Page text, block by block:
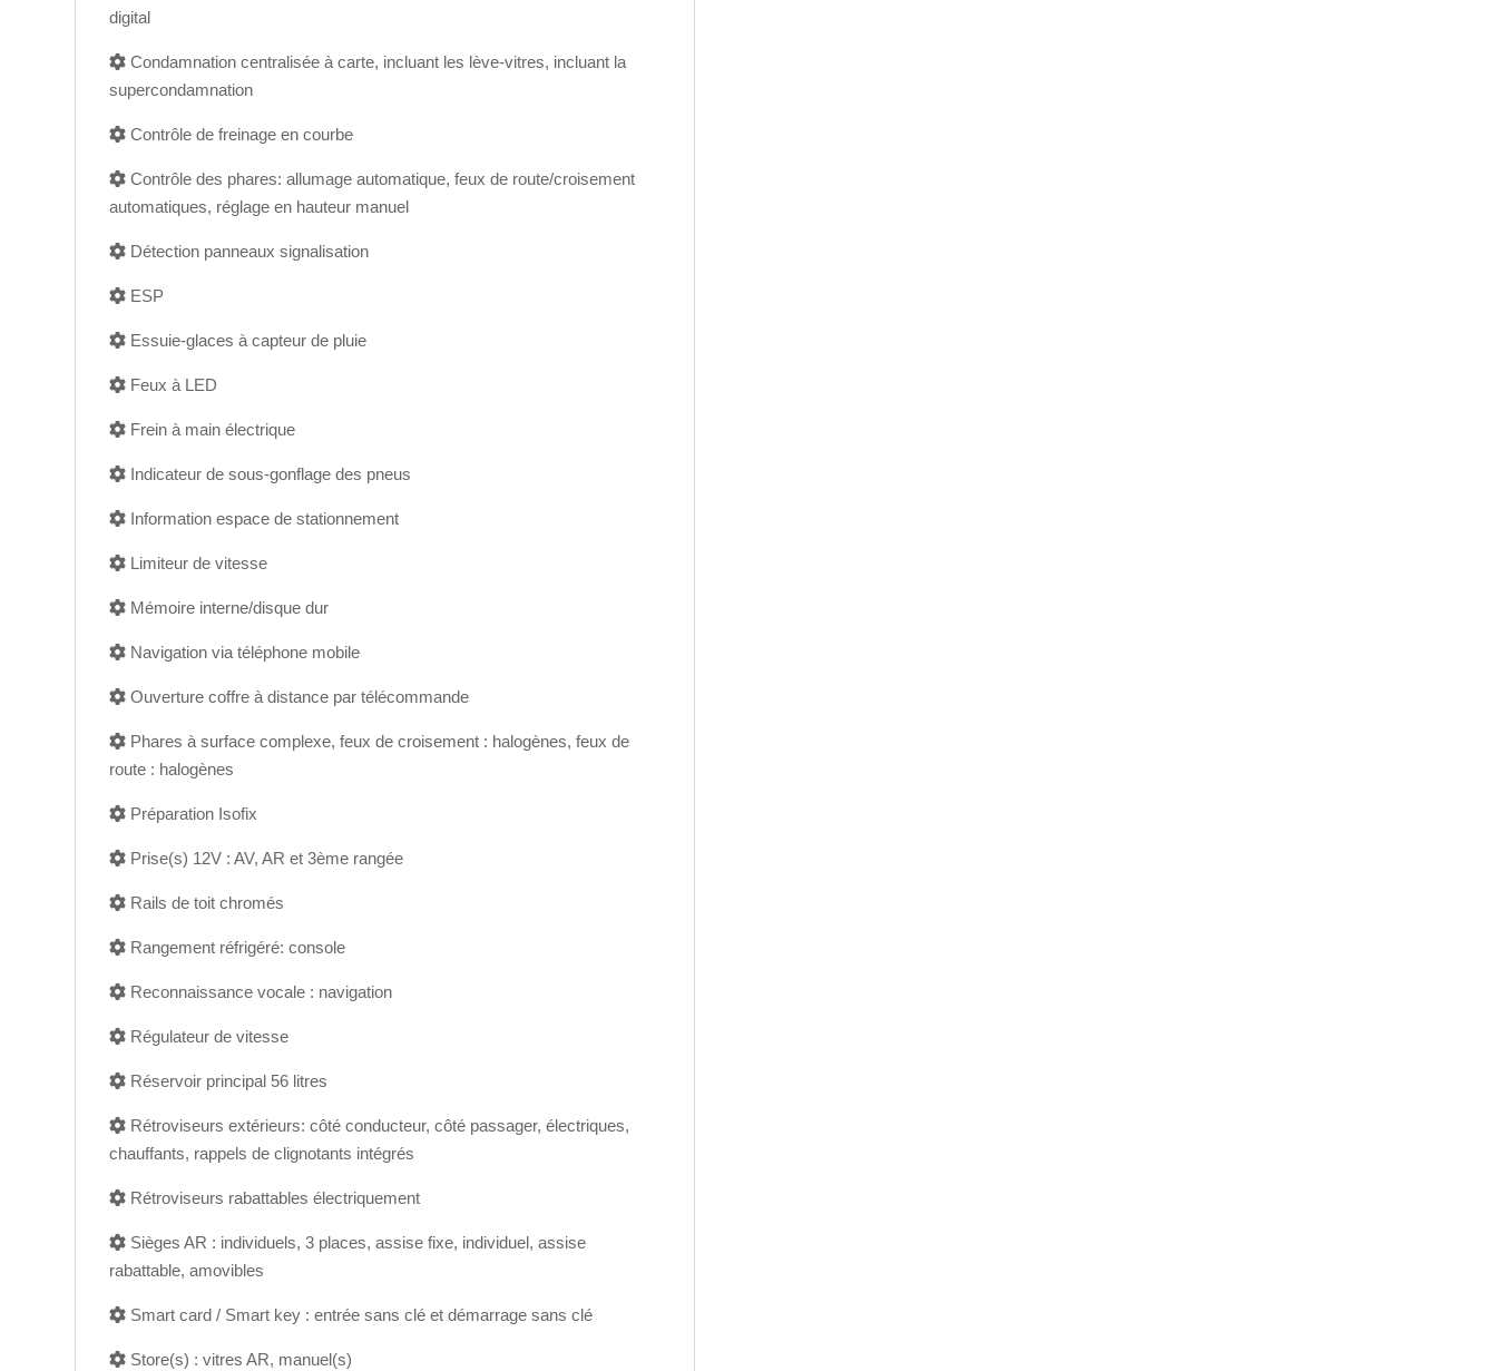
digital
Condamnation centralisée à carte, incluant les lève-vitres, incluant la
supercondamnation
Contrôle de freinage en courbe
Contrôle des phares: allumage automatique, feux de route/croisement
automatiques, réglage en hauteur manuel
Détection panneaux signalisation
ESP
Essuie-glaces à capteur de pluie
Feux à LED
Frein à main électrique
Indicateur de sous-gonflage des pneus
Information espace de stationnement
Limiteur de vitesse
Mémoire interne/disque dur
Navigation via téléphone mobile
Ouverture coffre à distance par télécommande
Phares à surface complexe, feux de croisement : halogènes, feux de
route : halogènes
Préparation Isofix
Prise(s) 12V : AV, AR et 3ème rangée
Rails de toit chromés
Rangement réfrigéré: console
Reconnaissance vocale : navigation
Régulateur de vitesse
Réservoir principal 56 litres
Rétroviseurs extérieurs: côté conducteur, côté passager, électriques,
chauffants, rappels de clignotants intégrés
Rétroviseurs rabattables électriquement
Sièges AR : individuels, 3 places, assise fixe, individuel, assise
rabattable, amovibles
Smart card / Smart key : entrée sans clé et démarrage sans clé
Store(s) : vitres AR, manuel(s)